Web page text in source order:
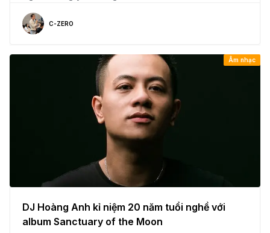
C-ZERO
Âm nhạc
DJ Hoàng Anh kỉ niệm 20 năm tuổi nghề với
album Sanctuary of the Moon